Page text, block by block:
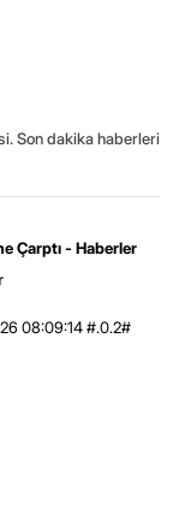
Son dakika haberleri
Çarptı - Haberler
08:09:14 #.0.2#